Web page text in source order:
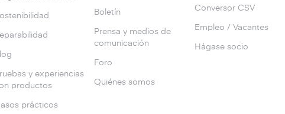
y experiencias
productos
prácticos
Boletín
Prensa y medios de
comunicación
Foro
Quiénes somos
Conversor CSV
Empleo / Vacantes
Hágase socio